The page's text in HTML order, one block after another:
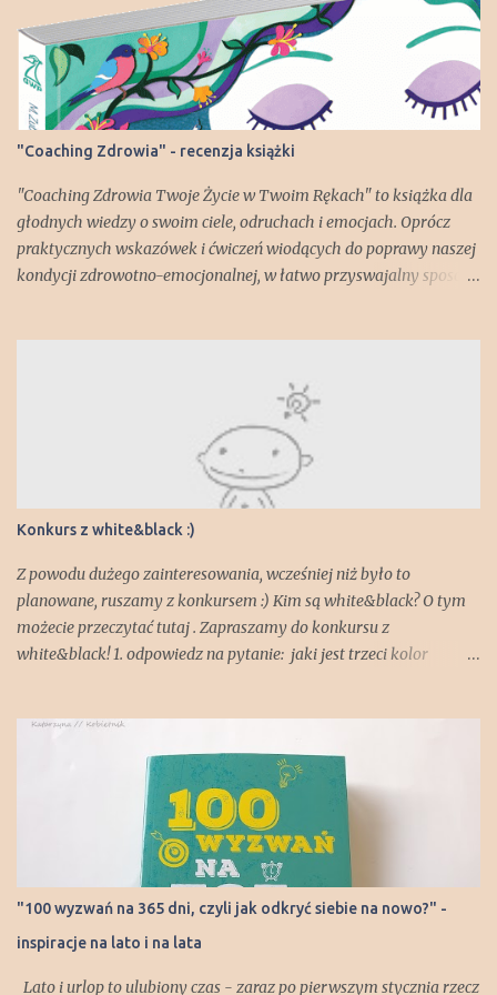
e
"Coaching Zdrowia" - recenzja książki
"Coaching Zdrowia Twoje Życie w Twoim Rękach" to książka dla
głodnych wiedzy o swoim ciele, odruchach i emocjach. Oprócz
praktycznych wskazówek i ćwiczeń wiodących do poprawy naszej
kondycji zdrowotno-emocjonalnej, w łatwo przyswajalny sposób
jest też część "ssaka starszego" - brzmi lepiej, prawda?;) Książka
pokazuje jak wiele czynników, wewnętrznych i zewnętrznych,
wpływa na nasze dobre lub złe samopoczucie i co możemy zrobić,
żeby nasze zdrowie, samoocena czy spojrzenie na świat jak
najlepiej nam służyły. Mamy okazję przejść przez etapy ćwiczeń z
trenerem personalnym i indywidualnie zastanowić się nad
kwestiami dotyczącymi tych sfer życia , które zechcemy
udoskonalić . Poprzez wykonywanie ćwiczeń moż e my stać się
bardziej świadomymi tego, co dzieje się ...
Konkurs z white&black :)
Z powodu dużego zainteresowania, wcześniej niż było to
planowane, ruszamy z konkursem :) Kim są white&black? O tym
możecie przeczytać tutaj . Zapraszamy do konkursu z
white&black! 1. odpowiedz na pytanie: jaki jest trzeci kolor
osoby które wzięły udział w pierwszej wersji konkursu nadal
biorą udział (mamy zapisane Wasze maile w kolejności zgłoszeń,
jeżeli nie podałyście adresu @ możecie ponownie wziąć udział w
konkursie :)) Powodem zmiany regulaminu konkursu są
ograniczenia w organizowaniu konkursów na Facebooku, o
których istnieniu dowiedziałyśmy się 22 listopada. Spośród
prawidłowych zgłoszeń automat internetowy dn. 1 grudnia po
godz 20, wylosuje szczęśliwca, do którego prześlemy nagrodę!
Wyniki ogłosimy na profilu facebookowym kobietnik.pl,
"100 wyzwań na 365 dni, czyli jak odkryć siebie na nowo?" -
inspiracje na lato i na lata
Lato i urlop to ulubiony czas - zaraz po pierwszym stycznia rzecz